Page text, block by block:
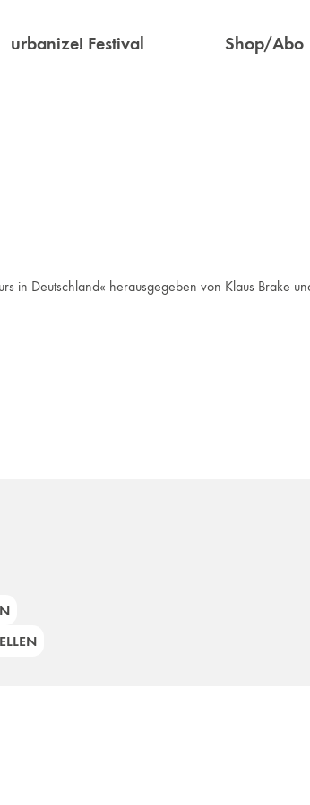
urbanize! Festival Shop/Abo
in Deutschland« herausgegeben von Klaus Brake